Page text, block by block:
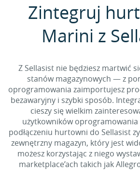
Zintegruj
Marini z
Z Sellasist nie będziesz martwić
stanów magazynowych — z
oprogramowania zaimportujesz
bezawaryjny i szybki sposób.
cieszy się wielkim
użytkowników oprogramowania
podłączeniu hurtowni do Sellasist
zewnętrzny magazyn, który jest
możesz korzystając z niego
marketplace’ach takich jak